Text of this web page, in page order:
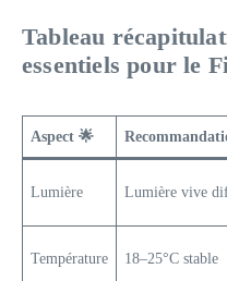
Tableau
essentiels pour le
Aspect 🌟
Lumière Lumière vive
Température 18–25°C stable